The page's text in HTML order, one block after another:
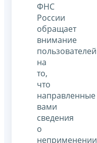
ФНС
России
обращает
внимание
пользователей
на
то,
что
направленные
вами
сведения
о
неприменении